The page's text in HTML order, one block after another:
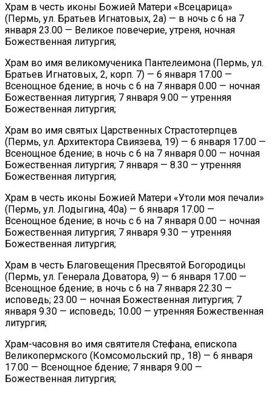
Храм в честь иконы Божией Матери «Всецарица»
(Пермь, ул. Братьев Игнатовых, 2а) — в ночь с 6 на 7
января 23.00 — Великое повечерие, утреня, ночная
Божественная литургия;
Храм во имя великомученика Пантелеимона (Пермь, ул.
Братьев Игнатовых, 2, корп. 7) — 6 января 17.00 —
Всенощное бдение; в ночь с 6 на 7 января 0.00 — ночная
Божественная литургия; 7 января 9.00 — утренняя
Божественная литургия;
Храм во имя святых Царственных Страстотерпцев
(Пермь, ул. Архитектора Свиязева, 19) — 6 января 17.00 —
Всенощное бдение; в ночь с 6 на 7 января 0.00 — ночная
Божественная литургия; 7 января — 8.30 — утренняя
Божественная литургия;
Храм в честь иконы Божией Матери «Утоли моя печали»
(Пермь, ул. Лодыгина, 40а) — 6 января 17.00 —
Всенощное бдение; в ночь с 6 на 7 января 0.00 — ночная
Божественная литургия; 7 января 9.30 — утренняя
Божественная литургия;
Храм в честь Благовещения Пресвятой Богородицы
(Пермь, ул. Генерала Доватора, 9) — 6 января 17.00 —
Всенощное бдение; в ночь с 6 на 7 января 22.30 —
исповедь; 23.00 — ночная Божественная литургия; 7
января 9.30 — исповедь; 10.00 — утренняя Божественная
литургия;
Храм-часовня во имя святителя Стефана, епископа
Великопермского (Комсомольский пр., 18) — 6 января
17.00 — Всенощное бдение; 7 января 9.00 —
Божественная литургия;